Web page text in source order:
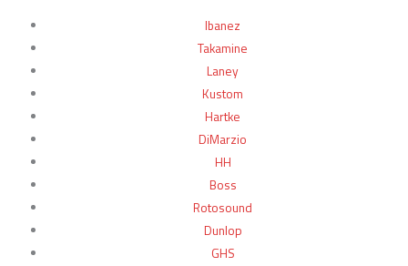
Ibanez
Takamine
Laney
Kustom
Hartke
DiMarzio
HH
Boss
Rotosound
Dunlop
GHS